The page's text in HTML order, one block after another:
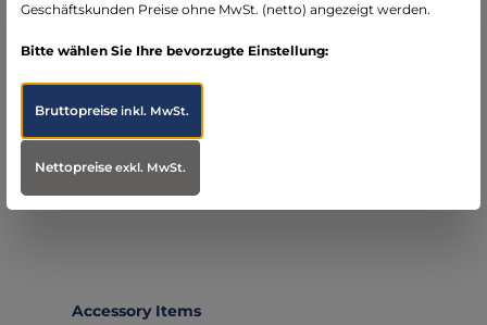
COMBI-Stretcher ist…Mehr
Produktgalerie überspringen
Accessory Items
Geschäftskunden Preise ohne MwSt. (netto) angezeigt werden.
Bitte wählen Sie Ihre bevorzugte Einstellung:
Bruttopreiseinkl. MwSt.
Nettopreiseexkl. MwSt.